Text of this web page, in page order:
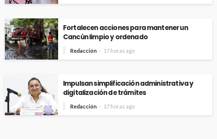
Fortalecen acciones para mantener un
Cancún limpio y ordenado
Redacción 17 horas ago
Impulsan simplificación administrativa y
digitalización de trámites
Redacción 17 horas ago